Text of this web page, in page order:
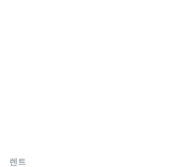
렌트